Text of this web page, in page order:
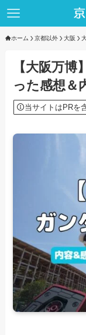
ホーム 京都以外 大阪
【大阪万
った感想＆
当サイトはPRを